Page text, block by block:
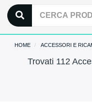
HOME ACCESSORI E
Trovati 112